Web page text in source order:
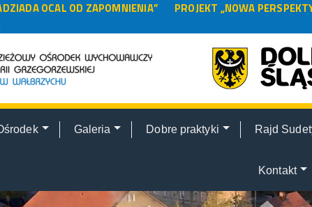
OCAL OD ZAPOMNIENIA” PROJEKT „NOWA
Galeria Dobre praktyki Rajd
Kontakt